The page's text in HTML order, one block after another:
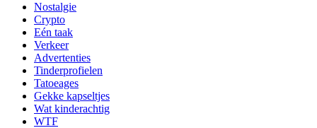
Nostalgie
Crypto
Eén taak
Verkeer
Advertenties
Tinderprofielen
Tatoeages
Gekke kapseltjes
Wat kinderachtig
WTF